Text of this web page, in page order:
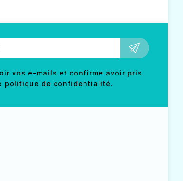
vos e-mails et confirme avoir pris
politique de confidentialité.